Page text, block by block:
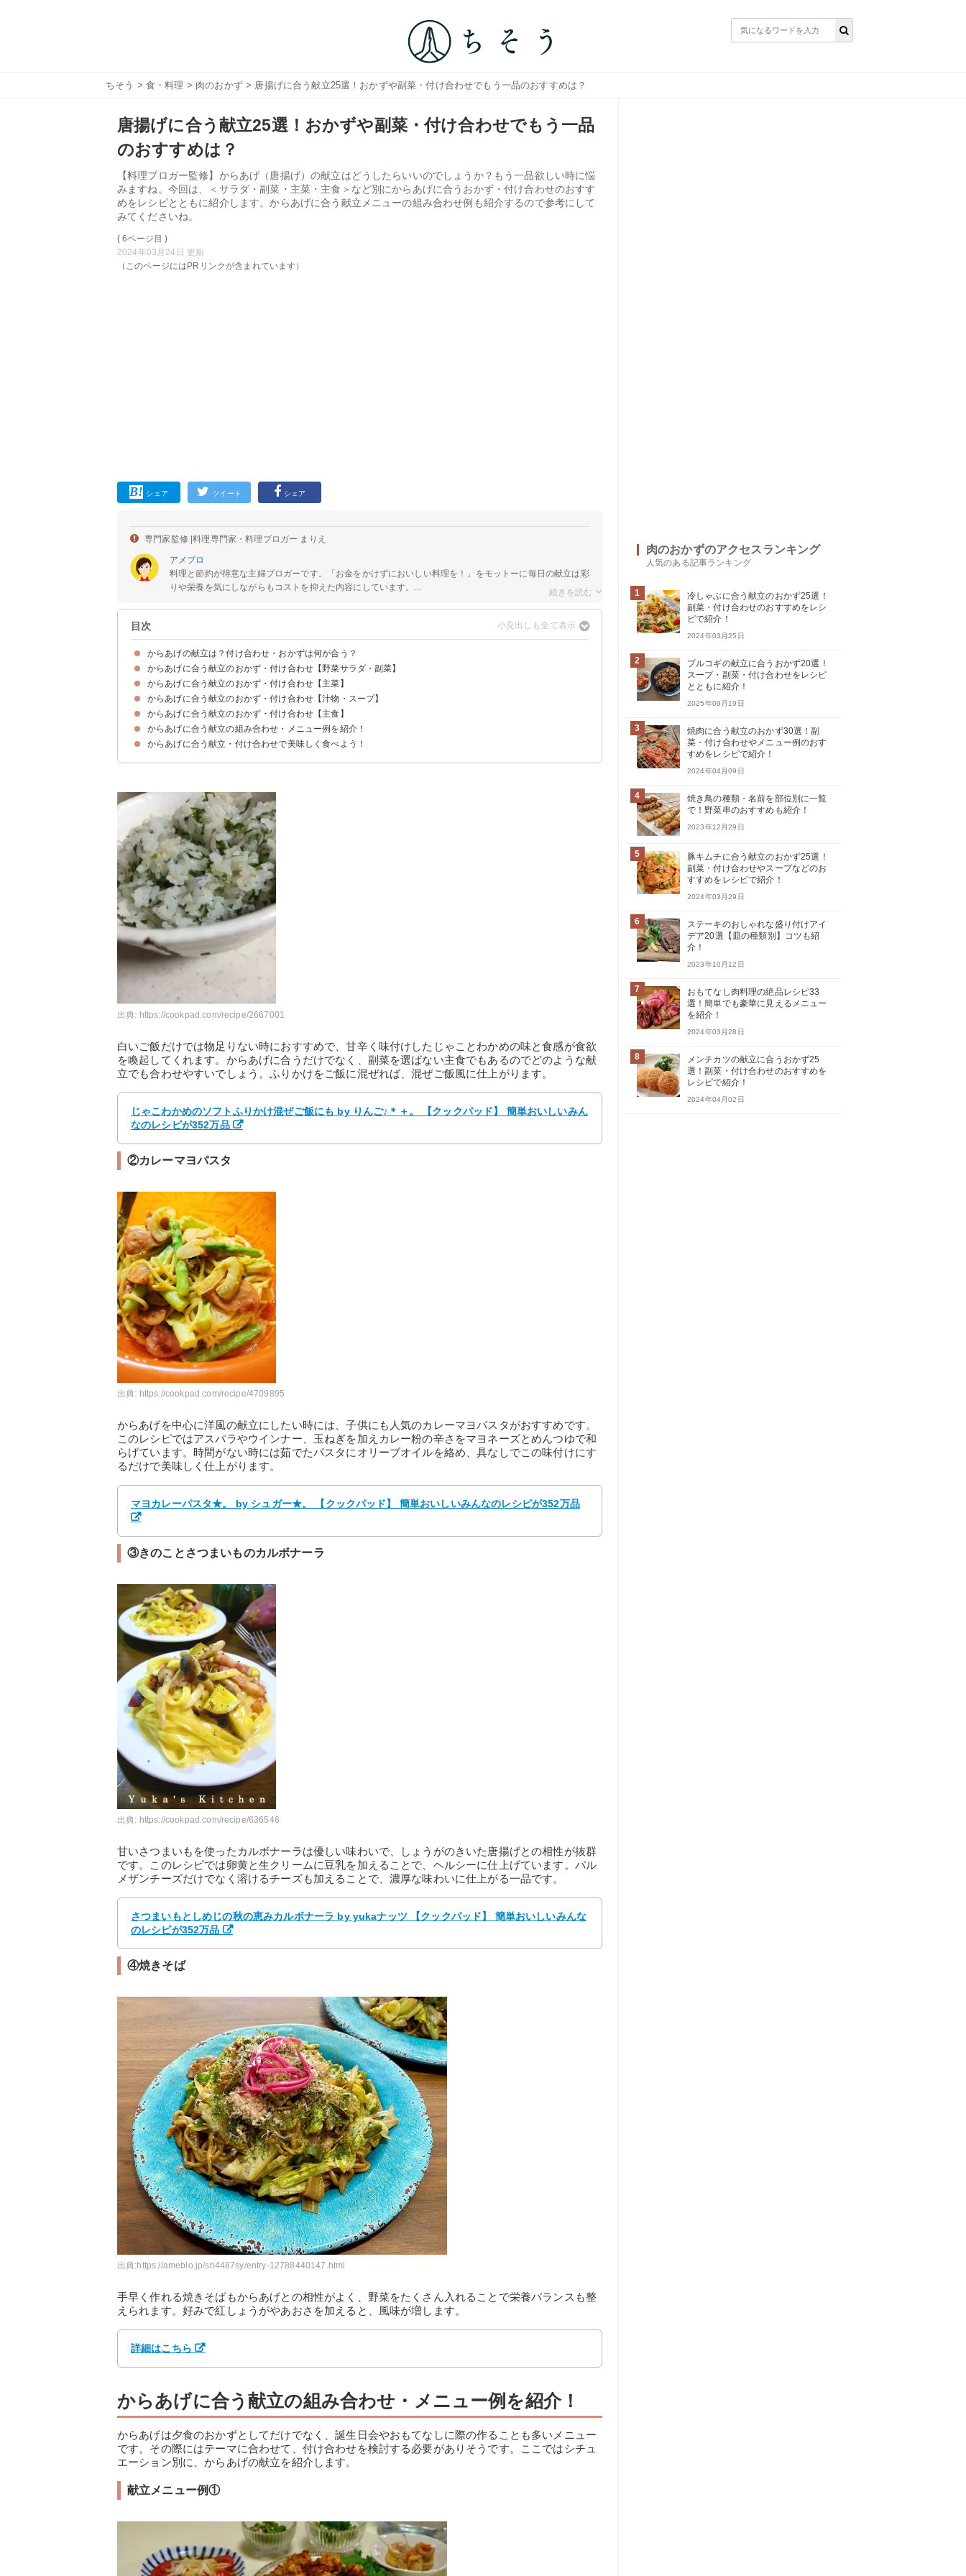
ちそう > 食・料理 > 肉のおかず> 唐揚げに合う献立25選！おかずや副菜・付け合わせでもう一品のおすすめは？
唐揚げに合う献立25選！おかずや副菜・付け合わせでもう一品
のおすすめは？
【料理ブロガー監修】からあげ（唐揚げ）の献立はどうしたらいいのでしょうか？もう一品欲しい時に悩
みますね。今回は、＜サラダ・副菜・主菜・主食＞など別にからあげに合うおかず・付け合わせのおすす
めをレシピとともに紹介します。からあげに合う献立メニューの組み合わせ例も紹介するので参考にして
みてくださいね。
( 6ページ目 )
2024年03月24日 更新
（このページにはPRリンクが含まれています）
シェア ツイート シェア
専門家監修 |料理専門家・料理ブロガー まりえ
アメブロ
料理と節約が得意な主婦ブロガーです。「お金をかけずにおいしい料理を！」をモットーに毎日の献立は彩
りや栄養を気にしながらもコストを抑えた内容にしています。...
目次
からあげの献立は？付け合わせ・おかずは何が合う？
からあげに合う献立のおかず・付け合わせ【野菜サラダ・副菜】
①にんじんサラダ
②トマトといんげんのサラダ
③かぼちゃとさつまいものサラダ
④水菜と梅しそのサラダ
⑤きゅうりの即席柚子こしょう漬け
⑥いかとじゃがいもの明太バター醤油炒め
⑦ 焼きパプリカのハニーレモンマリネ
⑧もずくとえのきだけの酢の物
⑨ひよこ豆とルッコラのサラダ
⑩大根サラダ
からあげに合う献立のおかず・付け合わせ【主菜】
①八宝菜
②いかとチンゲン菜の炒め物
③筑前煮
④海老グラタン
⑤エビフライ
からあげに合う献立のおかず・付け合わせ【汁物・スープ】
①豆乳キムチスープ
②酸辣湯
③豚汁
④かぼちゃの豆乳ポタージュ
⑤ワンタンスープ
⑥野菜たっぷり味噌汁
からあげに合う献立のおかず・付け合わせ【主食】
①じゃことわかめのふりかけご飯
②カレーマヨパスタ
③きのことさつまいものカルボナーラ
④焼きそば
からあげに合う献立の組み合わせ・メニュー例を紹介！
献立メニュー例①
献立メニュー例②
献立メニュー例③
からあげに合う献立・付け合わせで美味しく食べよう！
出典: https://cookpad.com/recipe/2667001
白いご飯だけでは物足りない時におすすめで、甘辛く味付けしたじゃことわかめの味と食感が食欲
を喚起してくれます。からあげに合うだけでなく、副菜を選ばない主食でもあるのでどのような献
立でも合わせやすいでしょう。ふりかけをご飯に混ぜれば、混ぜご飯風に仕上がります。
じゃこわかめのソフトふりかけ混ぜご飯にも by りんご♪＊＋。 【クックパッド】 簡単おいしいみん
なのレシピが352万品
②カレーマヨパスタ
出典: https://cookpad.com/recipe/4709895
からあげを中心に洋風の献立にしたい時には、子供にも人気のカレーマヨパスタがおすすめです。
このレシピではアスパラやウインナー、玉ねぎを加えカレー粉の辛さをマヨネーズとめんつゆで和
らげています。時間がない時には茹でたパスタにオリーブオイルを絡め、具なしでこの味付けにす
るだけで美味しく仕上がります。
マヨカレーパスタ★。 by シュガー★。 【クックパッド】 簡単おいしいみんなのレシピが352万品
③きのことさつまいものカルボナーラ
出典: https://cookpad.com/recipe/636546
甘いさつまいもを使ったカルボナーラは優しい味わいで、しょうがのきいた唐揚げとの相性が抜群
です。このレシピでは卵黄と生クリームに豆乳を加えることで、ヘルシーに仕上げています。パル
メザンチーズだけでなく溶けるチーズも加えることで、濃厚な味わいに仕上がる一品です。
さつまいもとしめじの秋の恵みカルボナーラ by yukaナッツ 【クックパッド】 簡単おいしいみんな
のレシピが352万品
④焼きそば
出典:https://ameblo.jp/sh4487sy/entry-12788440147.html
手早く作れる焼きそばもからあげとの相性がよく、野菜をたくさん入れることで栄養バランスも整
えられます。好みで紅しょうがやあおさを加えると、風味が増します。
詳細はこちら
からあげに合う献立の組み合わせ・メニュー例を紹介！
からあげは夕食のおかずとしてだけでなく、誕生日会やおもてなしに際の作ることも多いメニュー
です。その際にはテーマに合わせて、付け合わせを検討する必要がありそうです。ここではシチュ
エーション別に、からあげの献立を紹介します。
献立メニュー例①
肉のおかずのアクセスランキング
人気のある記事ランキング
1
冷しゃぶに合う献立のおかず25選！
副菜・付け合わせのおすすめをレシ
ピで紹介！
2024年03月25日
2
プルコギの献立に合うおかず20選！
スープ・副菜・付け合わせをレシピ
とともに紹介！
2025年09月19日
3
焼肉に合う献立のおかず30選！副
菜・付け合わせやメニュー例のおす
すめをレシピで紹介！
2024年04月09日
4
焼き鳥の種類・名前を部位別に一覧
で！野菜串のおすすめも紹介！
2023年12月29日
5
豚キムチに合う献立のおかず25選！
副菜・付け合わせやスープなどのお
すすめをレシピで紹介！
2024年03月29日
6
ステーキのおしゃれな盛り付けアイ
デア20選【皿の種類別】コツも紹
介！
2023年10月12日
7
おもてなし肉料理の絶品レシピ33
選！簡単でも豪華に見えるメニュー
を紹介！
2024年03月28日
8
メンチカツの献立に合うおかず25
選！副菜・付け合わせのおすすめを
レシピで紹介！
2024年04月02日